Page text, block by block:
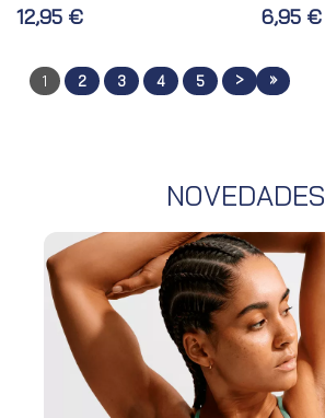
12,95 € 6,95 €
1 2 3 4 5 > »
NOVEDADES